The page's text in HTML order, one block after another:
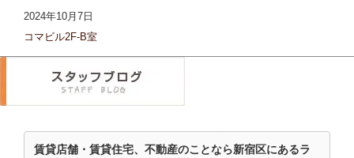
2024年10月7日
コマビル2F-B室
賃貸店舗・賃貸住宅、不動産のことなら新宿区にあるラ